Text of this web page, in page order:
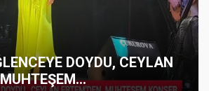
DOYDU, CEYLAN